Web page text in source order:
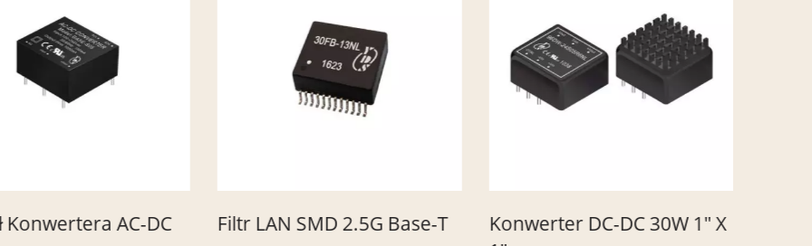
DC
Filtr LAN SMD 2.5G Base-T
Konwerter DC-DC 30W 1" X
Ultra-Szeroki